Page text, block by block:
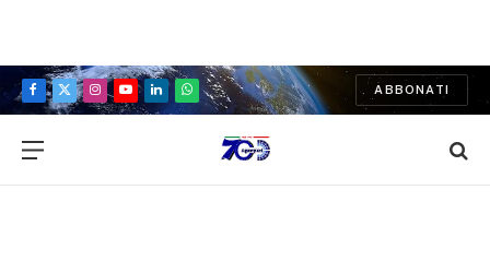
Facebook
X
Instagram
YouTubeLinkedInWhatsApp
ABBONATI